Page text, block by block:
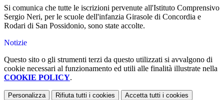
Si comunica che tutte le iscrizioni pervenute all'Istituto Comprensivo
Sergio Neri, per le scuole dell'infanzia Girasole di Concordia e
Rodari di San Possidonio, sono state accolte.
Notizie
Questo sito o gli strumenti terzi da questo utilizzati si avvalgono di
cookie necessari al funzionamento ed utili alle finalità illustrate nella
COOKIE POLICY.
Personalizza Rifiuta tutti i cookies Accetta tutti i cookies